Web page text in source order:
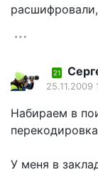
21
25.11.2009
Набираем в
У меня в